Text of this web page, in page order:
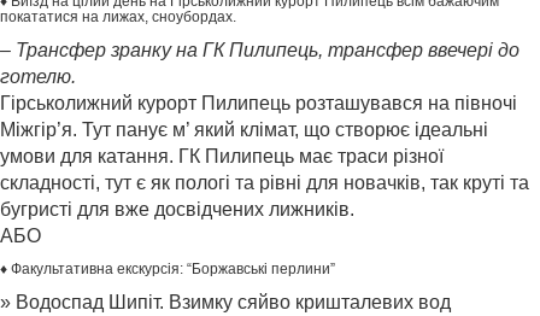
покататися на лижах, сноубордах.
– Трансфер зранку на ГК Пилипець, трансфер ввечері до
готелю.
Гірськолижний курорт Пилипець розташувався на півночі
Міжгір’я. Тут панує м’ який клімат, що створює ідеальні
умови для катання. ГК Пилипець має траси різної
складності, тут є як пологі та рівні для новачків, так круті та
бугристі для вже досвідчених лижників.
АБО
♦ Факультативна екскурсія: “Боржавські перлини”
» Водоспад Шипіт. Взимку сяйво кришталевих вод